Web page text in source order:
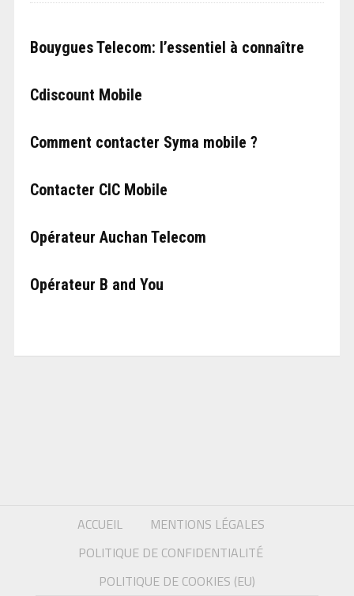
Bouygues Telecom: l’essentiel à connaître
Cdiscount Mobile
Comment contacter Syma mobile ?
Contacter CIC Mobile
Opérateur Auchan Telecom
Opérateur B and You
ACCUEIL
MENTIONS LÉGALES
POLITIQUE DE CONFIDENTIALITÉ
POLITIQUE DE COOKIES (EU)